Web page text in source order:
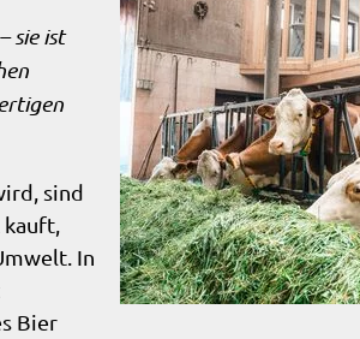
Kühe im Stall
sie ist
sind
In
Bier